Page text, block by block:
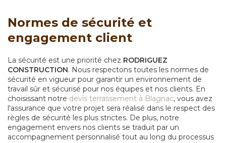
Normes de sécurité et
engagement client
La sécurité est une priorité chez RODRIGUEZ
CONSTRUCTION. Nous respectons toutes les normes de
sécurité en vigueur pour garantir un environnement de
travail sûr et sécurisé pour nos équipes et nos clients. En
choisissant notre devis terrassement à Blagnac, vous avez
l'assurance que votre projet sera réalisé dans le respect des
règles de sécurité les plus strictes. De plus, notre
engagement envers nos clients se traduit par un
accompagnement personnalisé tout au long du processus